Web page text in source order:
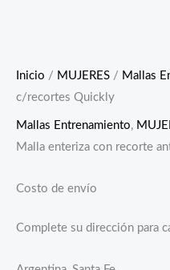
Inicio / MUJERES / Mallas
c/recortes Quickly
Mallas Entrenamiento,
Malla enteriza con recorte
Costo de envío
Complete su dirección para